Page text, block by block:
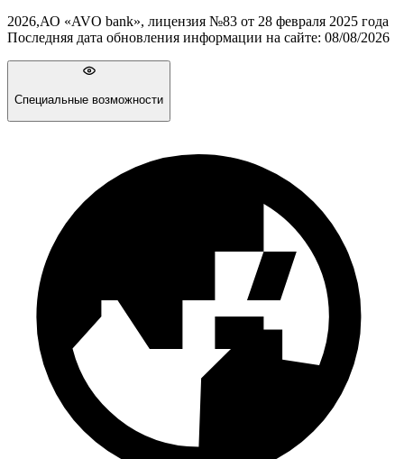
2026,АО «AVO bank», лицензия №83 от 28 февраля 2025 года
Последняя дата обновления информации на сайте: 08/08/2026
Специальные возможности